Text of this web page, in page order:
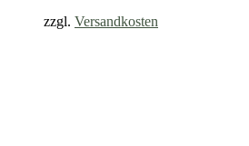
zzgl. Versandkosten